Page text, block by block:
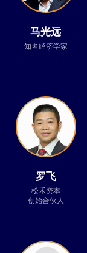
马光远
知名经济学家
罗飞
松禾资本
创始合伙人